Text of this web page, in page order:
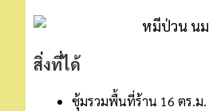
สิ่งที่ได้
ซุ้มรวมพื้นที่ร้าน 16 ตร.ม.